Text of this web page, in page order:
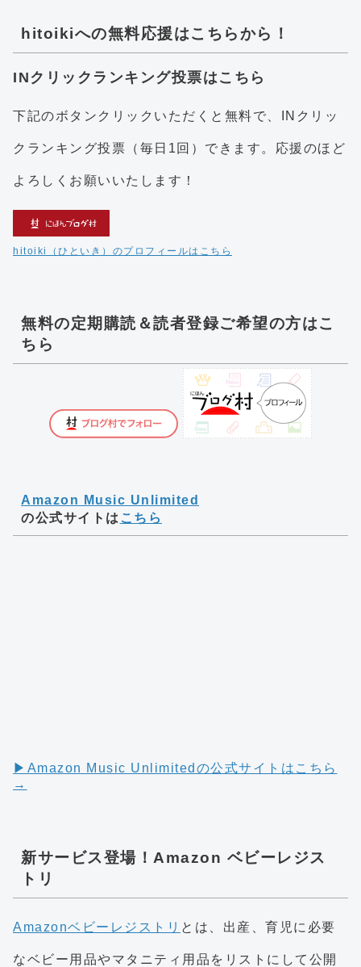
hitoikiへの無料応援はこちらから！
INクリックランキング投票はこちら
下記のボタンクリックいただくと無料で、INクリッ
クランキング投票（毎日1回）できます。応援のほど
よろしくお願いいたします！
hitoiki（ひといき）のプロフィールはこちら
無料の定期購読＆読者登録ご希望の方はこ
ちら
Amazon Music Unlimited
の公式サイトは こちら
▶︎Amazon Music Unlimitedの公式サイトはこちら
→
新サービス登場！Amazon ベビーレジス
トリ
Amazonベビーレジストリ とは、出産、育児に必要
なベビー用品やマタニティ用品をリストにして公開